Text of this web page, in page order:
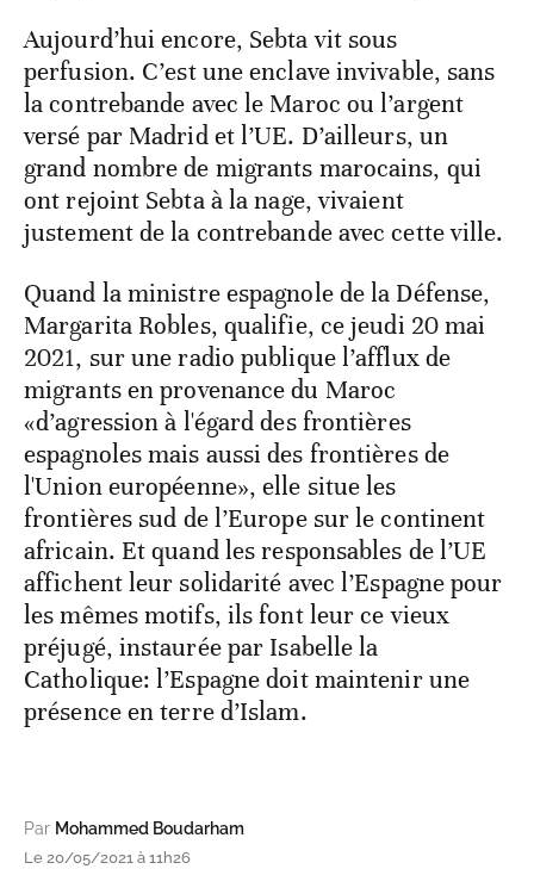
Aujourd’hui encore, Sebta vit sous
perfusion. C’est une enclave invivable, sans
la contrebande avec le Maroc ou l’argent
versé par Madrid et l’UE. D’ailleurs, un
grand nombre de migrants marocains, qui
ont rejoint Sebta à la nage, vivaient
justement de la contrebande avec cette ville.
Quand la ministre espagnole de la Défense,
Margarita Robles, qualifie, ce jeudi 20 mai
2021, sur une radio publique l’afflux de
migrants en provenance du Maroc
«d’agression à l'égard des frontières
espagnoles mais aussi des frontières de
l'Union européenne», elle situe les
frontières sud de l’Europe sur le continent
africain. Et quand les responsables de l’UE
affichent leur solidarité avec l’Espagne pour
les mêmes motifs, ils font leur ce vieux
préjugé, instaurée par Isabelle la
Catholique: l’Espagne doit maintenir une
présence en terre d’Islam.
Par Mohammed Boudarham
Le 20/05/2021 à 11h26